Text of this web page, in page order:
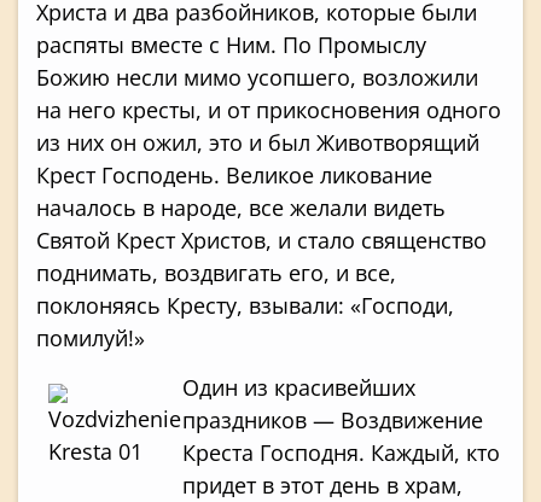
Христа и два разбойников, которые были
распяты вместе с Ним. По Промыслу
Божию несли мимо усопшего, возложили
на него кресты, и от прикосновения одного
из них он ожил, это и был Животворящий
Крест Господень. Великое ликование
началось в народе, все желали видеть
Святой Крест Христов, и стало священство
поднимать, воздвигать его, и все,
поклоняясь Кресту, взывали: «Господи,
помилуй!»
Один из красивейших
праздников — Воздвиже­ние
Креста Господня. Каждый, кто
придет в этот день в храм,